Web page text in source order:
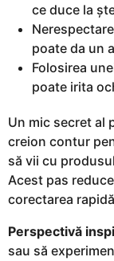
ce duce la
poate da un
Folosirea
poate irita
Un mic secret al
creion contur
să vii cu
Acest pas
corectarea
Perspectivă
sau să